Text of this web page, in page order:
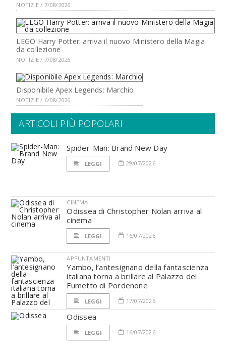
NOTIZIE / 7/08/2026
LEGO Harry Potter: arriva il nuovo Ministero della Magia
da collezione
NOTIZIE / 7/08/2026
Disponibile Apex Legends: Marchio
NOTIZIE / 6/08/2026
ARTICOLI PIÙ POPOLARI
Spider-Man: Brand New Day
LEGGI 29/07/2026
CINEMA
Odissea di Christopher Nolan arriva al
cinema
LEGGI 16/07/2026
APPUNTAMENTI
Yambo, l’antesignano della fantascienza
italiana torna a brillare al Palazzo del
Fumetto di Pordenone
LEGGI 17/07/2026
Odissea
LEGGI 16/07/2026